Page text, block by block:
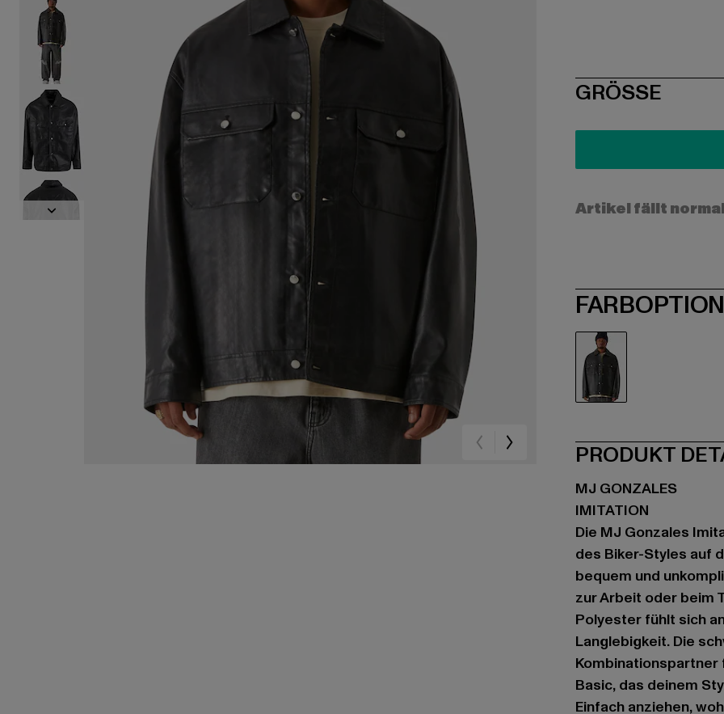
SIZE
GRÖSSE
Artikel fällt
PRODUKT
MJ GONZALES
IMITATION
Die MJ Gonzales
des Biker-Styles auf
bequem und
zur Arbeit oder beim
Polyester fühlt sich
Langlebigkeit. Die
Basic, das deinem
Einfach anziehen,